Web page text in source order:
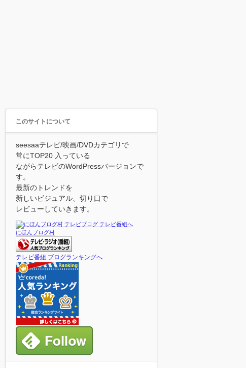
このサイトについて
seesaaテレビ/映画/DVDカテゴリで
常にTOP20 入っている
ながらテレビのWordPressバージョンで
す。
最新のトレンドを
新しいビジュアル、切り口で
レビューしていきます。
にほんブログ村
テレビ番組 ブログランキングへ